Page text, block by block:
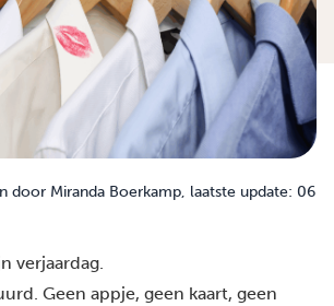
door Miranda Boerkamp, laatste update: 06
verjaardag.
Geen appje, geen kaart, geen